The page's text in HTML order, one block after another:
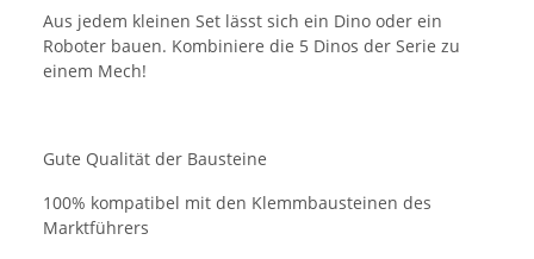
Aus jedem kleinen Set lässt sich ein Dino oder ein
Roboter bauen. Kombiniere die 5 Dinos der Serie zu
einem Mech!
Gute Qualität der Bausteine
100% kompatibel mit den Klemmbausteinen des
Marktführers